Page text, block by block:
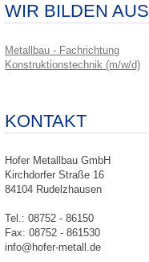
WIR BILDEN AUS
Metallbau - Fachrichtung
Konstruktionstechnik (m/w/d)
KONTAKT
Hofer Metallbau GmbH
Kirchdorfer Straße 16
84104 Rudelzhausen
Tel.: 08752 - 86150
Fax: 08752 - 861530
info@hofer-metall.de